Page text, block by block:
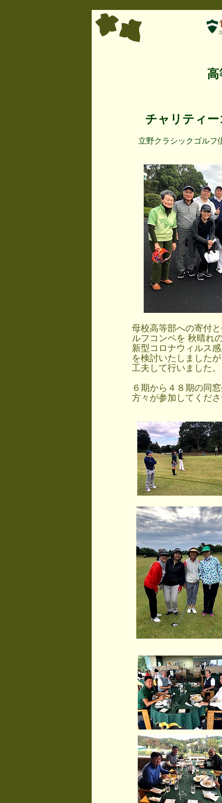
高
チャリティ
立野クラシックゴル
母校高等部への寄付
ルフコンペを 秋晴れ
新型コロナウィルス
を検討いたしました
工夫して行いました。
６期から４８期の同
方々が参加してくだ